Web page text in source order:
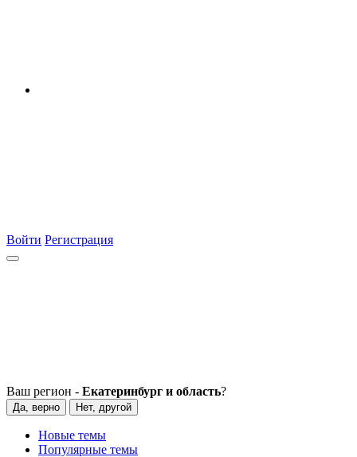
Войти Регистрация
Ваш регион - Екатеринбург и область?
Да, верно Нет, другой
Новые темы
Популярные темы